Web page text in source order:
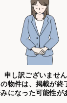
申し訳ございません
物件は、掲載が終
になった可能性が